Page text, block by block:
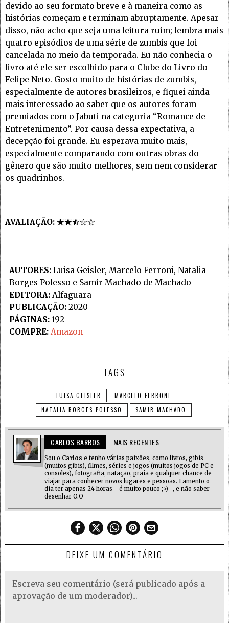
devido ao seu formato breve e à maneira como as
histórias começam e terminam abruptamente. Apesar
disso, não acho que seja uma leitura ruim; lembra mais
quatro episódios de uma série de zumbis que foi
cancelada no meio da temporada. Eu não conhecia o
livro até ele ser escolhido para o Clube do Livro do
Felipe Neto. Gosto muito de histórias de zumbis,
especialmente de autores brasileiros, e fiquei ainda
mais interessado ao saber que os autores foram
premiados com o Jabuti na categoria “Romance de
Entretenimento”. Por causa dessa expectativa, a
decepção foi grande. Eu esperava muito mais,
especialmente comparando com outras obras do
gênero que são muito melhores, sem nem considerar
os quadrinhos.
AVALIAÇÃO:
AUTORES:Luisa Geisler, Marcelo Ferroni, Natalia
Borges Polesso e Samir Machado de Machado
EDITORA:Alfaguara
PUBLICAÇÃO:2020
PÁGINAS:192
COMPRE: Amazon
TAGS
LUISA GEISLER
MARCELO FERRONI
NATALIA BORGES POLESSO
SAMIR MACHADO
CARLOS BARROS MAIS RECENTES
Sou o Carlos e tenho várias paixões, como livros, gibis
(muitos gibis), filmes, séries e jogos (muitos jogos de PC e
consoles), fotografia, natação, praia e qualquer chance de
viajar para conhecer novos lugares e pessoas. Lamento o
dia ter apenas 24 horas - é muito pouco ;>) -, e não saber
desenhar O.O
DEIXE UM COMENTÁRIO